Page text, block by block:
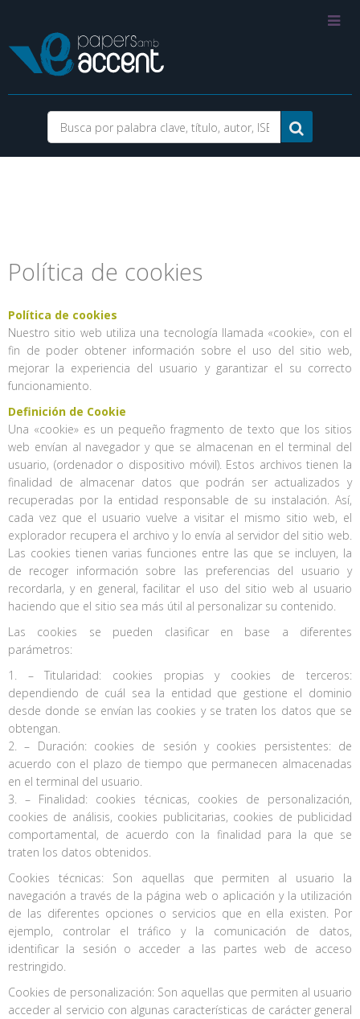
Política de cookies
Política de cookies
Nuestro sitio web utiliza una tecnología llamada «cookie», con el
fin de poder obtener información sobre el uso del sitio web,
mejorar la experiencia del usuario y garantizar el su correcto
funcionamiento.
Definición de Cookie
Una «cookie» es un pequeño fragmento de texto que los sitios
web envían al navegador y que se almacenan en el terminal del
usuario, (ordenador o dispositivo móvil). Estos archivos tienen la
finalidad de almacenar datos que podrán ser actualizados y
recuperadas por la entidad responsable de su instalación. Así,
cada vez que el usuario vuelve a visitar el mismo sitio web, el
explorador recupera el archivo y lo envía al servidor del sitio web.
Las cookies tienen varias funciones entre las que se incluyen, la
de recoger información sobre las preferencias del usuario y
recordarla, y en general, facilitar el uso del sitio web al usuario
haciendo que el sitio sea más útil al personalizar su contenido.
Las cookies se pueden clasificar en base a diferentes
parámetros:
1. – Titularidad: cookies propias y cookies de terceros:
dependiendo de cuál sea la entidad que gestione el dominio
desde donde se envían las cookies y se traten los datos que se
obtengan.
2. – Duración: cookies de sesión y cookies persistentes: de
acuerdo con el plazo de tiempo que permanecen almacenadas
en el terminal del usuario.
3. – Finalidad: cookies técnicas, cookies de personalización,
cookies de análisis, cookies publicitarias, cookies de publicidad
comportamental, de acuerdo con la finalidad para la que se
traten los datos obtenidos.
Cookies técnicas: Son aquellas que permiten al usuario la
navegación a través de la página web o aplicación y la utilización
de las diferentes opciones o servicios que en ella existen. Por
ejemplo, controlar el tráfico y la comunicación de datos,
identificar la sesión o acceder a las partes web de acceso
restringido.
Cookies de personalización: Son aquellas que permiten al usuario
acceder al servicio con algunas características de carácter general